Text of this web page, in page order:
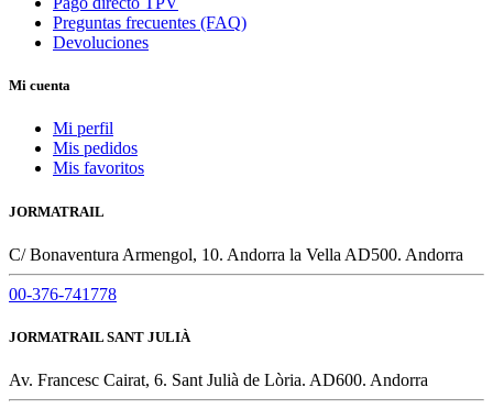
Preguntas frecuentes (FAQ)
Devoluciones
Mi cuenta
Mi perfil
Mis pedidos
Mis favoritos
JORMATRAIL
C/ Bonaventura Armengol, 10. Andorra la Vella AD500. Andorra
00-376-741778
JORMATRAIL SANT JULIÀ
Av. Francesc Cairat, 6. Sant Julià de Lòria. AD600. Andorra